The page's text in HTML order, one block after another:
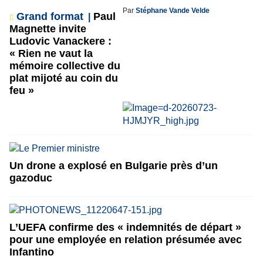
Grand format
Paul
Magnette invite
Ludovic Vanackere :
« Rien ne vaut la
mémoire collective du
plat mijoté au coin du
feu »
Par Stéphane Vande Velde
Un drone a explosé en Bulgarie près d’un
gazoduc
L’UEFA confirme des « indemnités de départ »
pour une employée en relation présumée avec
Infantino